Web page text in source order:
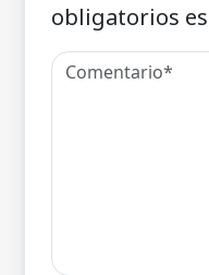
obligatorios